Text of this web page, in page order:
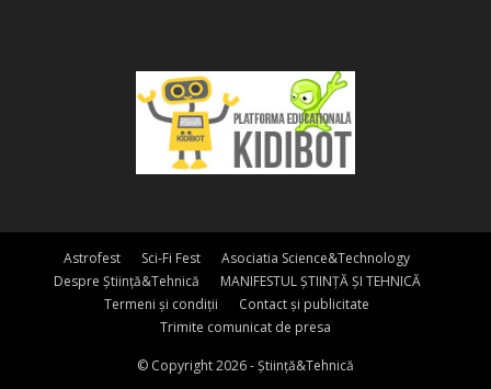
Astrofest Sci-Fi Fest
Asociatia Science&Technology
Despre Știință&Tehnică
MANIFESTUL ȘTIINȚĂ ȘI TEHNICĂ
Termeni și condiții
Contact și publicitate
Trimite comunicat de presa
© Copyright 2026 - Știință&Tehnică